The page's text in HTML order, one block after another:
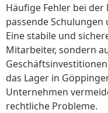
Häufige Fehler bei
passende
Eine stabile und
Mitarbeiter, sondern
das Lager in
Unternehmen
rechtliche Probleme.